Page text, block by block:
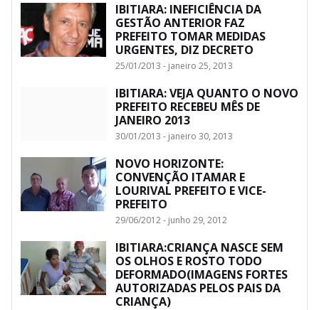
IBITIARA: INEFICIÊNCIA DA
GESTÃO ANTERIOR FAZ
PREFEITO TOMAR MEDIDAS
URGENTES, DIZ DECRETO
25/01/2013 - janeiro 25, 2013
IBITIARA: VEJA QUANTO O NOVO
PREFEITO RECEBEU MÊS DE
JANEIRO 2013
30/01/2013 - janeiro 30, 2013
NOVO HORIZONTE:
CONVENÇÃO ITAMAR E
LOURIVAL PREFEITO E VICE-
PREFEITO
29/06/2012 - junho 29, 2012
IBITIARA:CRIANÇA NASCE SEM
OS OLHOS E ROSTO TODO
DEFORMADO(IMAGENS FORTES
AUTORIZADAS PELOS PAIS DA
CRIANÇA)